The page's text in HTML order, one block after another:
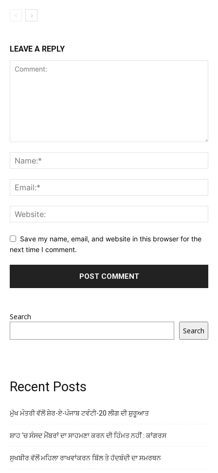
LEAVE A REPLY
Save my name, email, and website in this browser for the
next time I comment.
Search
Search
Recent Posts
ਮੁੱਖ ਮੰਤਰੀ ਵੱਲੋਂ ਸ਼ੇਰ-ਏ-ਪੰਜਾਬ ਟਵੰਟੀ-20 ਲੀਗ ਦੀ ਸ਼ੁਰੂਆਤ
ਸ਼ਾਹ ‘ਚ ਸੰਸਦ ਮੈਂਬਰਾਂ ਦਾ ਸਾਹਮਣਾ ਕਰਨ ਦੀ ਹਿੰਮਤ ਨਹੀਂ : ਕਾਂਗਰਸ
ਸੁਖਬੀਰ ਵੱਲੋਂ ਮਹਿਲਾ ਰਾਖਵਾਂਕਰਨ ਬਿੱਲ ਤੇ ਹੱਦਬੰਦੀ ਦਾ ਸਮਰਥਨ